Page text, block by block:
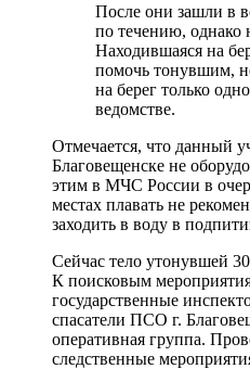
После они зашли в
по течению, однако
Находившаяся на
помочь тонувшим,
на берег только
ведомстве.
Отмечается, что данный
Благовещенске не
этим в МЧС России в
местах плавать не
заходить в воду в
Сейчас тело утонувшей
К поисковым
государственные
спасатели ПСО г.
оперативная группа.
следственные